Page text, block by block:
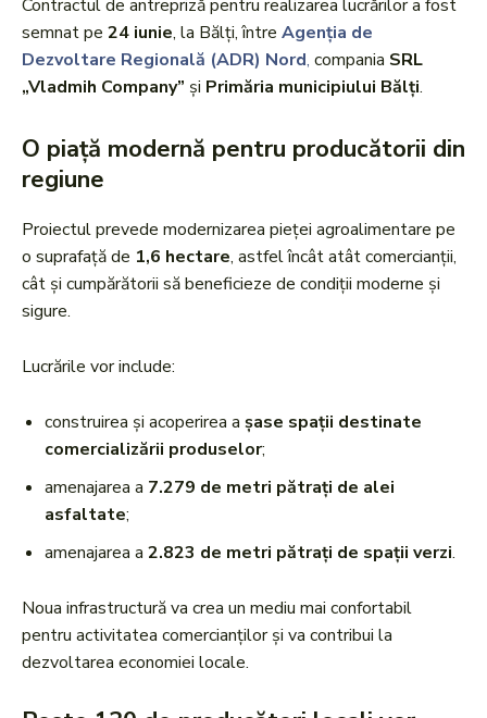
Contractul de antrepriză pentru realizarea lucrărilor a fost
semnat pe 24 iunie, la Bălți, între Agenția de
Dezvoltare Regională (ADR) Nord, compania SRL
„Vladmih Company” și Primăria municipiului Bălți.
O piață modernă pentru producătorii din
regiune
Proiectul prevede modernizarea pieței agroalimentare pe
o suprafață de 1,6 hectare, astfel încât atât comercianții,
cât și cumpărătorii să beneficieze de condiții moderne și
sigure.
Lucrările vor include:
construirea și acoperirea a șase spații destinate
comercializării produselor;
amenajarea a 7.279 de metri pătrați de alei
asfaltate;
amenajarea a 2.823 de metri pătrați de spații verzi.
Noua infrastructură va crea un mediu mai confortabil
pentru activitatea comercianților și va contribui la
dezvoltarea economiei locale.